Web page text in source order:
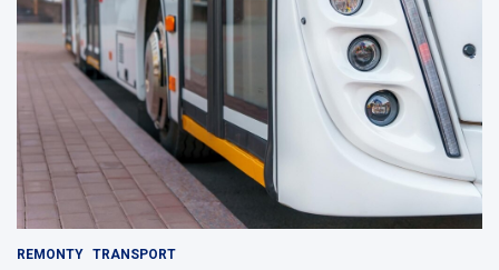
REMONTY TRANSPORT